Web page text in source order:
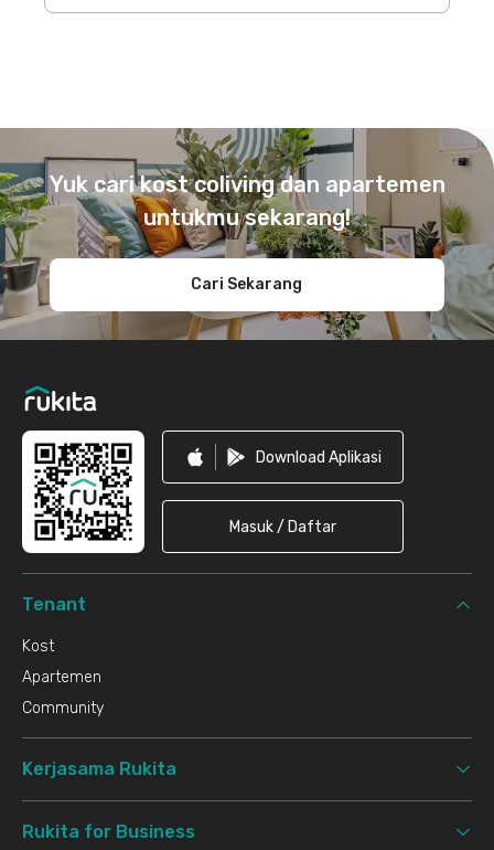
Yuk cari kost coliving dan apartemen
untukmu sekarang!
Cari Sekarang
Download Aplikasi
Masuk / Daftar
Tenant
Kost
Apartemen
Community
Kerjasama Rukita
Rukita for Business